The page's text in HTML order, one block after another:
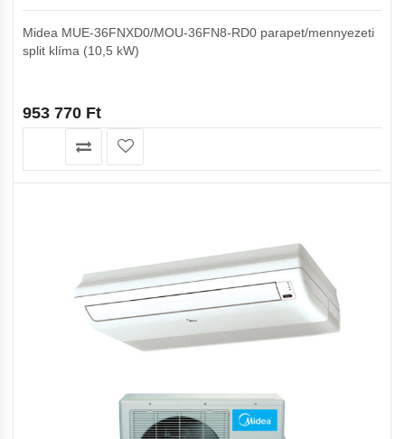
Midea MUE-36FNXD0/MOU-36FN8-RD0 parapet/mennyezeti
split klíma (10,5 kW)
953 770 Ft